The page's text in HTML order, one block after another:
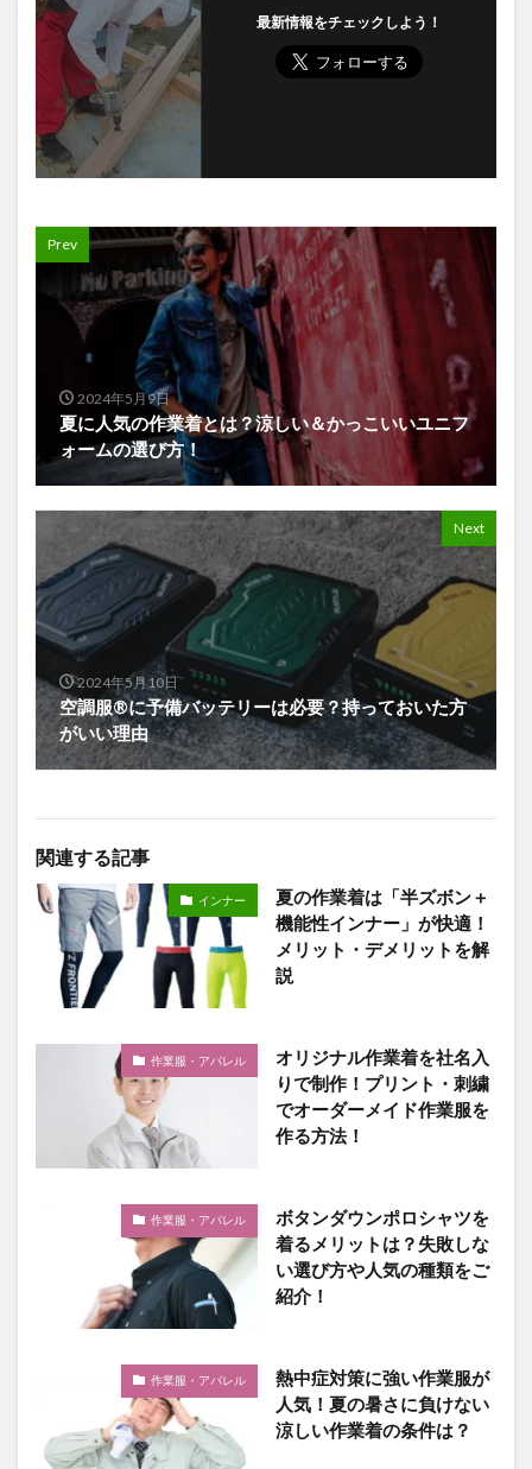
最新情報をチェックしよう！
Prev
2024年5月9日
夏に人気の作業着とは？涼しい＆かっこいいユニフ
ォームの選び方！
Next
2024年5月10日
空調服®に予備バッテリーは必要？持っておいた方
がいい理由
関連する記事
インナー
夏の作業着は「半ズボン＋
機能性インナー」が快適！
メリット・デメリットを解
説
作業服・アパレル
オリジナル作業着を社名入
りで制作！プリント・刺繍
でオーダーメイド作業服を
作る方法！
作業服・アパレル
ボタンダウンポロシャツを
着るメリットは？失敗しな
い選び方や人気の種類をご
紹介！
作業服・アパレル
熱中症対策に強い作業服が
人気！夏の暑さに負けない
涼しい作業着の条件は？